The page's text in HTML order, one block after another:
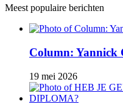
Meest populaire berichten
Column: Yannick
19 mei 2026